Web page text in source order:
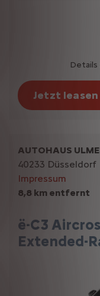
Details
Jetzt leasen
8,8 km entfernt
ë-C3
Extended-
AUTOHAUS
40233 Düsseldorf
Impressum